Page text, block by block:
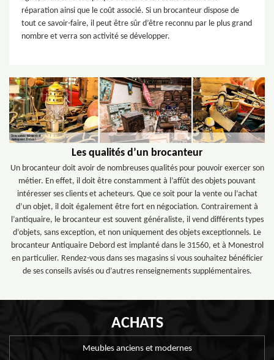
réparation ainsi que le coût associé. Si un brocanteur dispose de
tout ce savoir-faire, il peut être sûr d’être reconnu par le plus grand
nombre et verra son activité se développer.
Les qualités d’un brocanteur
Un brocanteur doit avoir de nombreuses qualités pour pouvoir exercer son
métier. En effet, il doit être constamment à l’affût des objets pouvant
intéresser ses clients et acheteurs. Que ce soit pour la vente ou l’achat
d’un objet, il doit également être fort en négociation. Contrairement à
l’antiquaire, le brocanteur est souvent généraliste, il vend différents types
d’objets, sans exception, et non uniquement des objets exceptionnels. Le
brocanteur Antiquaire Debord est implanté dans le 31560, et à Monestrol
en particulier. Rendez-vous dans ses magasins si vous souhaitez bénéficier
de ses conseils avisés ou d’autres renseignements supplémentaires.
ACHATS
Meubles anciens et modernes